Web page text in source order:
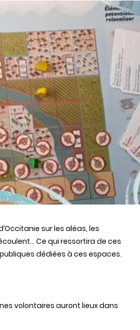
sur les aléas, les
Ce qui ressortira de ces
dédiées à ces espaces.
volontaires auront lieux dans